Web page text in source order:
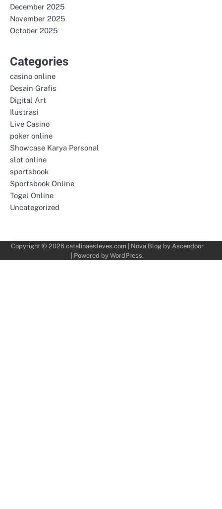
December 2025
November 2025
October 2025
Categories
casino online
Desain Grafis
Digital Art
Ilustrasi
Live Casino
poker online
Showcase Karya Personal
slot online
sportsbook
Sportsbook Online
Togel Online
Uncategorized
Copyright © 2026 catalinaesteves.com| Nova Blog by Ascendoor
| Powered by WordPress.